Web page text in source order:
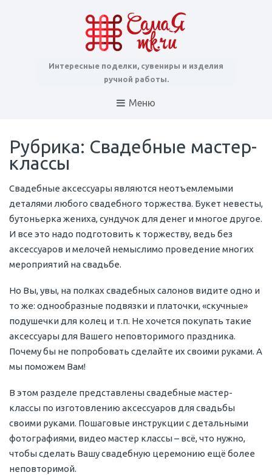
Интересные поделки, сувениры и изделия
ручной работы.
Меню
Рубрика: Свадебные мастер-
классы
Свадебные аксессуары являются неотъемлемыми
деталями любого свадебного торжества. Букет невесты,
бутоньерка жениха, сундучок для денег и многое другое.
И все это надо подготовить к торжеству, ведь без
аксессуаров и мелочей немыслимо проведение многих
мероприятий на свадьбе.
Но Вы, увы, на полках свадебных салонов видите одно и
то же: однообразные подвязки и платочки, «скучные»
подушечки для колец и т.п. Не хочется покупать такие
аксессуары для Вашего неповторимого праздника.
Почему бы не попробовать сделайте их своими руками. А
мы поможем Вам!
В этом разделе представлены свадебные мастер-
классы по изготовлению аксессуаров для свадьбы
своими руками. Пошаговые инструкции с детальными
фотографиями, видео мастер классы – всё, что нужно,
чтобы сделать Вашу свадебную церемонию ещё более
неповторимой.